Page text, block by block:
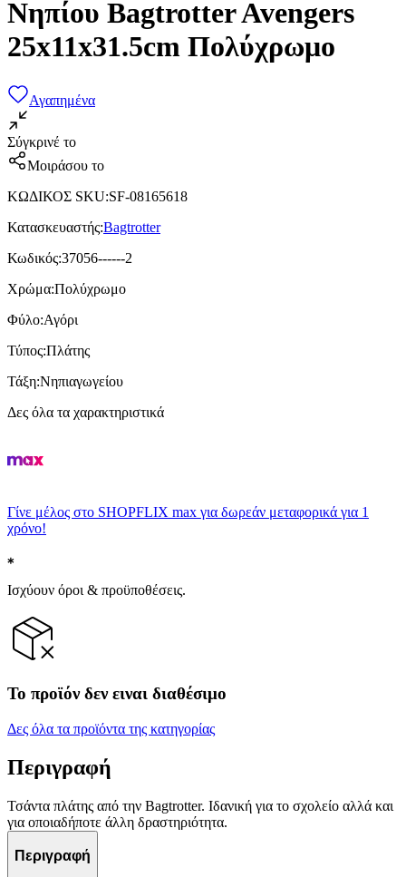
Νηπίου Bagtrotter Avengers
25x11x31.5cm Πολύχρωμο
Αγαπημένα
Σύγκρινέ το
Μοιράσου το
ΚΩΔΙΚΟΣ SKU:SF-08165618
Κατασκευαστής:Bagtrotter
Κωδικός:37056------2
Χρώμα:Πολύχρωμο
Φύλο:Αγόρι
Τύπος:Πλάτης
Τάξη:Νηπιαγωγείου
Δες όλα τα χαρακτηριστικά
Γίνε μέλος στο SHOPFLIX max για δωρεάν μεταφορικά για 1
χρόνο!
Ισχύουν όροι & προϋποθέσεις.
Το προϊόν δεν ειναι διαθέσιμο
Δες όλα τα προϊόντα της κατηγορίας
Περιγραφή
Τσάντα πλάτης από την Bagtrotter. Ιδανική για το σχολείο αλλά και
για οποιαδήποτε άλλη δραστηριότητα.
Περιγραφή